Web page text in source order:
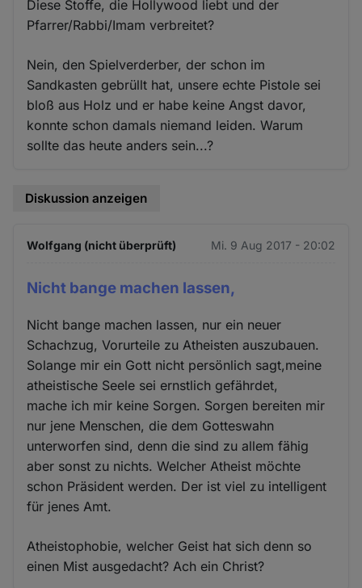
Diese Stoffe, die Hollywood liebt und der
Pfarrer/Rabbi/Imam verbreitet?
Nein, den Spielverderber, der schon im
Sandkasten gebrüllt hat, unsere echte Pistole sei
bloß aus Holz und er habe keine Angst davor,
konnte schon damals niemand leiden. Warum
sollte das heute anders sein...?
Diskussion anzeigen
Wolfgang (nicht überprüft) Mi. 9 Aug 2017 - 20:02
Nicht bange machen lassen,
Nicht bange machen lassen, nur ein neuer
Schachzug, Vorurteile zu Atheisten auszubauen.
Solange mir ein Gott nicht persönlich sagt,meine
atheistische Seele sei ernstlich gefährdet,
mache ich mir keine Sorgen. Sorgen bereiten mir
nur jene Menschen, die dem Gotteswahn
unterworfen sind, denn die sind zu allem fähig
aber sonst zu nichts. Welcher Atheist möchte
schon Präsident werden. Der ist viel zu intelligent
für jenes Amt.
Atheistophobie, welcher Geist hat sich denn so
einen Mist ausgedacht? Ach ein Christ?